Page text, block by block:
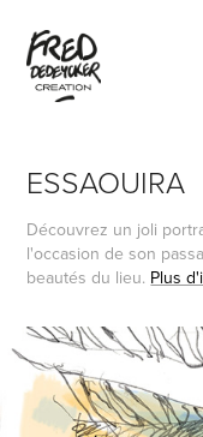
ESSAOUIRA
Découvrez un joli
l'occasion de son
beautés du lieu. Plus